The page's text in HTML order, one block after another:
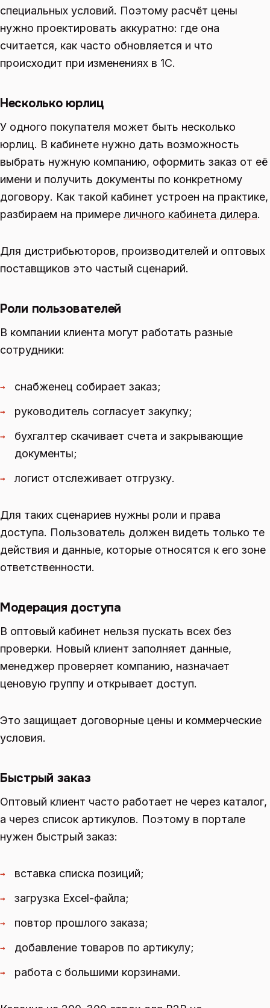
специальных условий. Поэтому расчёт цены
нужно проектировать аккуратно: где она
считается, как часто обновляется и что
происходит при изменениях в 1С.
Несколько юрлиц
У одного покупателя может быть несколько
юрлиц. В кабинете нужно дать возможность
выбрать нужную компанию, оформить заказ от её
имени и получить документы по конкретному
договору. Как такой кабинет устроен на практике,
разбираем на примере личного кабинета дилера.
Для дистрибьюторов, производителей и оптовых
поставщиков это частый сценарий.
Роли пользователей
В компании клиента могут работать разные
сотрудники:
→ снабженец собирает заказ;
→ руководитель согласует закупку;
→
бухгалтер скачивает счета и закрывающие
документы;
→ логист отслеживает отгрузку.
Для таких сценариев нужны роли и права
доступа. Пользователь должен видеть только те
действия и данные, которые относятся к его зоне
ответственности.
Модерация доступа
В оптовый кабинет нельзя пускать всех без
проверки. Новый клиент заполняет данные,
менеджер проверяет компанию, назначает
ценовую группу и открывает доступ.
Это защищает договорные цены и коммерческие
условия.
Быстрый заказ
Оптовый клиент часто работает не через каталог,
а через список артикулов. Поэтому в портале
нужен быстрый заказ:
→ вставка списка позиций;
→ загрузка Excel-файла;
→ повтор прошлого заказа;
→ добавление товаров по артикулу;
→ работа с большими корзинами.